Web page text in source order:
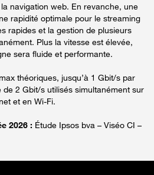
navigation web. En revanche, une
rapidité optimale pour le streaming
rapides et la gestion de plusieurs
Plus la vitesse est élevée,
sera fluide et performante.
théoriques, jusqu’à 1 Gbit/s par
2 Gbit/s utilisés simultanément sur
et en Wi-Fi.
2026 : Étude Ipsos bva – Viséo CI –